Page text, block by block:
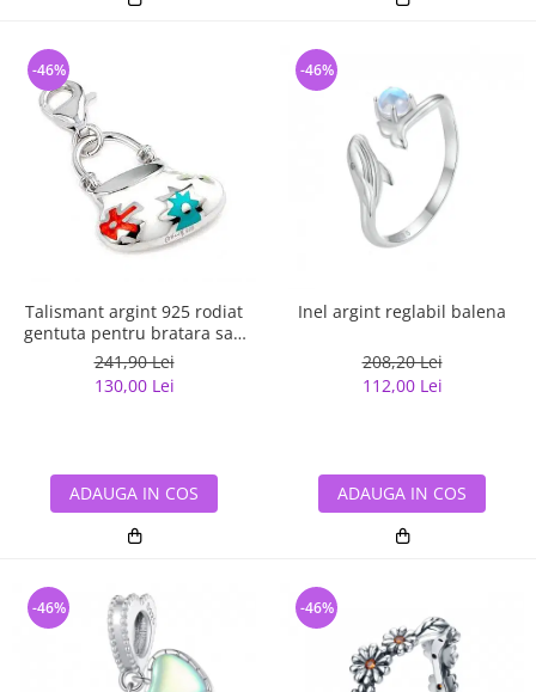
Talismant argint 925 rodiat
gentuta pentru bratara sau
lant
241,90 Lei
130,00 Lei
-46%
ADAUGA IN COS
Inel argint reglabil balena
208,20 Lei
112,00 Lei
-46%
ADAUGA IN COS
-46% -46%